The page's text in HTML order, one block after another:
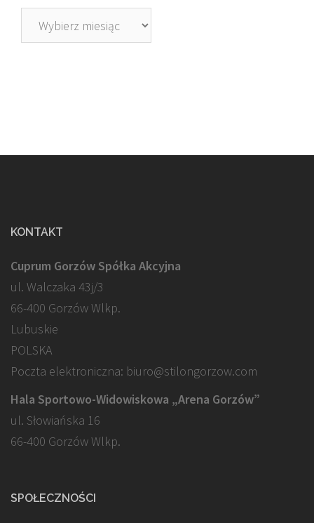
Archiwa
KONTAKT
Cuprum Gorzów Spółka Akcyjna
ul. Walczaka 43j/3
66-400 Gorzów Wlkp.
Lubuskie
POLSKA
Poczta elektroniczna: biuro@stilongorzow.com
Hala Sportowo-Widowiskowa „Arena Gorzów”
ul. Słowiańska 16
66-400 Gorzów Wlkp.
SPOŁECZNOŚCI